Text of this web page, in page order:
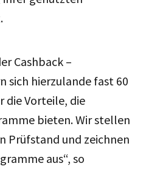
Cashback –
sich hierzulande fast 60
die Vorteile, die
bieten. Wir stellen
Prüfstand und zeichnen
aus“, so